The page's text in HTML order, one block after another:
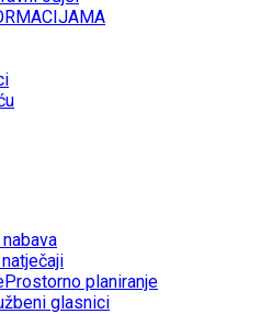
Prostorno planiranje
glasnici